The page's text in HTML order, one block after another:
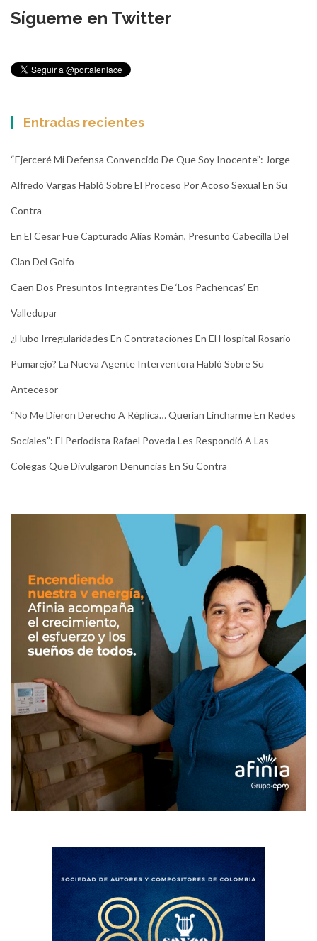
Sígueme en Twitter
Entradas recientes
“Ejerceré Mi Defensa Convencido De Que Soy Inocente”: Jorge
Alfredo Vargas Habló Sobre El Proceso Por Acoso Sexual En Su
Contra
En El Cesar Fue Capturado Alias Román, Presunto Cabecilla Del
Clan Del Golfo
Caen Dos Presuntos Integrantes De ‘Los Pachencas’ En
Valledupar
¿Hubo Irregularidades En Contrataciones En El Hospital Rosario
Pumarejo? La Nueva Agente Interventora Habló Sobre Su
Antecesor
“No Me Dieron Derecho A Réplica… Querían Lincharme En Redes
Sociales”: El Periodista Rafael Poveda Les Respondió A Las
Colegas Que Divulgaron Denuncias En Su Contra